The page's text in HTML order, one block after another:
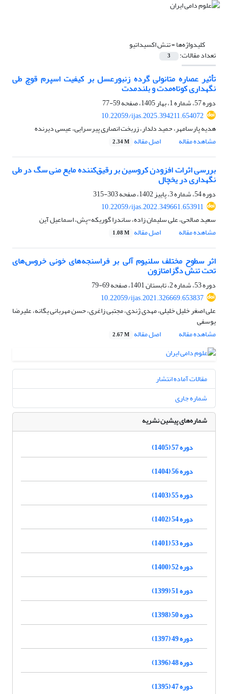
کلیدواژه‌ها =تنش اکسیداتیو
تعداد مقالات: 3
تأثیر عصاره متانولی گرده زنبورعسل بر کیفیت اسپرم قوچ طی
نگهداری کوتاه‌مدت و بلندمدت
دوره 57، شماره 1، بهار 1405، صفحه
59-77
10.22059/ijas.2025.394211.654072
هدیه پارسامهر، حمید دلدار، زربخت انصاری پیرسرایی، عیسی دیرنده
مشاهده مقاله
اصل مقاله 2.34 M
بررسی اثرات افزودن کروسین بر رقیق‌کننده مایع منی سگ در طی
نگهداری در یخچال
دوره 54، شماره 3، پاییز 1402، صفحه
303-315
10.22059/ijas.2022.349661.653911
سعید صالحی، علی سلیمان زاده، ساندرا گوریکه-پش، اسماعیل آین
مشاهده مقاله
اصل مقاله 1.08 M
اثر سطوح مختلف سلنیوم آلی بر فراسنجه‌های خونی خروس‌های
تحت تنش دگزامتازون
دوره 53، شماره 2، تابستان 1401، صفحه
69-79
10.22059/ijas.2021.326669.653837
علی اصغر خلیل خلیلی، مهدی ژندی، مجتبی زاغری، حسن مهربانی یگانه، علیرضا
یوسفی
مشاهده مقاله
اصل مقاله 2.67 M
مقالات آماده انتشار
شماره جاری
شماره‌های پیشین نشریه
دوره 57 (1405)
دوره 56 (1404)
دوره 55 (1403)
دوره 54 (1402)
دوره 53 (1401)
دوره 52 (1400)
دوره 51 (1399)
دوره 50 (1398)
دوره 49 (1397)
دوره 48 (1396)
دوره 47 (1395)